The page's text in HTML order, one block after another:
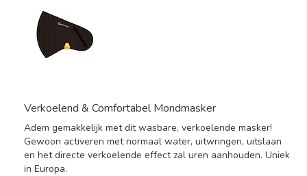
Verkoelend & Comfortabel Mondmasker
Adem gemakkelijk met dit wasbare, verkoelende masker!
Gewoon activeren met normaal water, uitwringen, uitslaan
en het directe verkoelende effect zal uren aanhouden. Uniek
in Europa.